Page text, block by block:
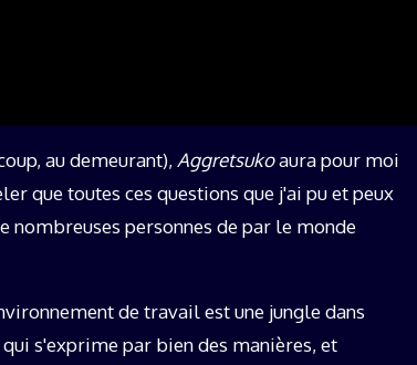
au demeurant), Aggretsukoaura pour moi
que toutes ces questions que j'ai pu et peux
nombreuses personnes de par le monde
de travail est une jungle dans
s'exprime par bien des manières, et